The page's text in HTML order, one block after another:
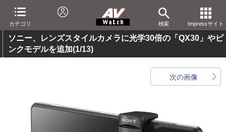
カテゴリ 検索 Impressサイト
ソニー、レンズスタイルカメラに光学30倍の「QX30」やピ
ンクモデルを追加(1/13)
次の画像